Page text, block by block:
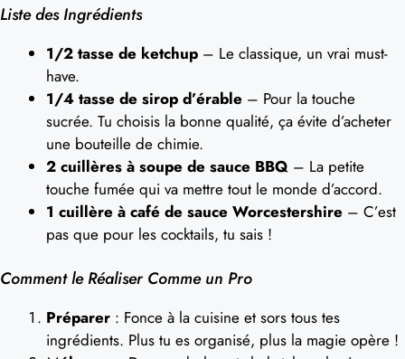
Liste des Ingrédients
1/2 tasse de ketchup – Le classique, un vrai must-
have.
1/4 tasse de sirop d’érable – Pour la touche
sucrée. Tu choisis la bonne qualité, ça évite d’acheter
une bouteille de chimie.
2 cuillères à soupe de sauce BBQ – La petite
touche fumée qui va mettre tout le monde d’accord.
1 cuillère à café de sauce Worcestershire – C’est
pas que pour les cocktails, tu sais !
Comment le Réaliser Comme un Pro
Préparer : Fonce à la cuisine et sors tous tes
ingrédients. Plus tu es organisé, plus la magie opère !